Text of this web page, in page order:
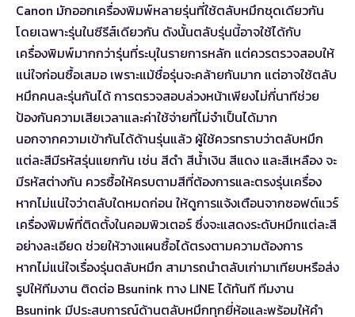
Canon มักออกเครื่องพิมพ์หลายรุ่นที่ใช้ตลับหมึกชุดเดียวกัน
โดยเฉพาะรุ่นในซีรีส์เดียวกัน ดังนั้นตลับรุ่นนี้อาจใช้ได้กับ
เครื่องพิมพ์มากกว่ารุ่นที่ระบุในรายการหลัก แต่ควรตรวจสอบให้
แน่ใจก่อนซื้อเสมอ เพราะแม้ชื่อรุ่นจะคล้ายกันมาก แต่อาจใช้ตลับ
หมึกคนละรุ่นกันได้ การตรวจสอบล่วงหน้าเพียงไม่กี่นาทีช่วย
ป้องกันความเสียเวลาและค่าใช้จ่ายที่ไม่จำเป็นได้มาก
นอกจากความเข้ากันได้ด้านรุ่นแล้ว ผู้ใช้ควรทราบว่าตลับหมึก
แต่ละสีมีรหัสรุ่นแยกกัน เช่น สีดำ สีน้ำเงิน สีแดง และสีเหลือง จะ
มีรหัสต่างกัน ควรซื้อให้ครบตามสีที่ต้องการและตรงรุ่นเครื่อง
หากไม่แน่ใจว่าตลับใดหมดก่อน ให้ดูการแจ้งเตือนจากซอฟต์แวร์
เครื่องพิมพ์ที่ติดตั้งในคอมพิวเตอร์ ซึ่งจะแสดงระดับหมึกแต่ละสี
อย่างละเอียด ช่วยให้วางแผนซื้อได้ตรงตามความต้องการ
หากไม่แน่ใจเรื่องรุ่นตลับหมึก สามารถนำตลับเก่ามาเทียบหรือส่ง
รูปให้ทีมงาน ติดต่อ Bsunink ทาง LINEได้ทันที ทีมงาน
Bsunink มีประสบการณ์ด้านตลับหมึกทุกยี่ห้อและพร้อมให้คำ